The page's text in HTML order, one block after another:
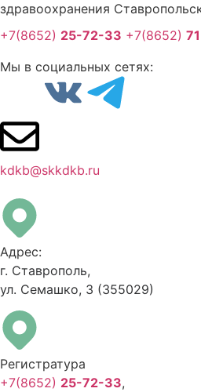
здравоохранения
+7(8652) 25-72-33 +7(8652)
Мы в социальных сетях:
kdkb@skkdkb.ru
Адрес:
г. Ставрополь,
ул. Семашко, 3 (355029)
Регистратура
+7(8652) 25-72-33,